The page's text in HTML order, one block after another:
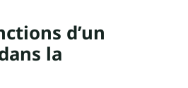
d’un
la